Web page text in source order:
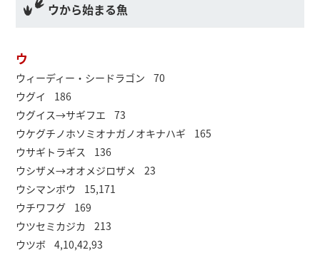
ウから始まる魚
ウ
ウィーディー・シードラゴン 70
ウグイ 186
ウグイス→サギフエ 73
ウケグチノホソミオナガノオキナハギ 165
ウサギトラギス 136
ウシザメ→オオメジロザメ 23
ウシマンボウ 15,171
ウチワフグ 169
ウツセミカジカ 213
ウツボ 4,10,42,93